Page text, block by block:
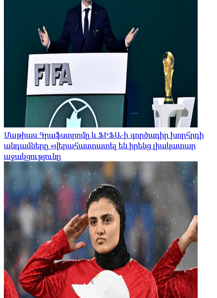
Մաթիաս Գրաֆստրոմը և ՖԻՖԱ-ի գործադիր խորհրդի
անդամները «վերահաստատել են իրենց լիակատար
աջակցությունը